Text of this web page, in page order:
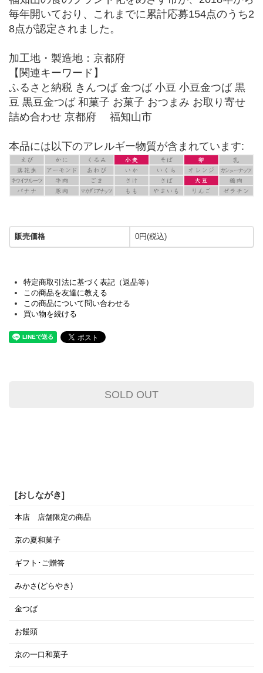
毎年開いており、これまでに累計応募154点のうち2
8点が認定されました。
加工地・製造地：京都府
【関連キーワード】
ふるさと納税 きんつば 金つば 小豆 小豆金つば 黒
豆 黒豆金つば 和菓子 お菓子 おつまみ お取り寄せ
詰め合わせ 京都府 福知山市
本品には以下のアレルギー物質が含まれています:
販売価格 0円(税込)
特定商取引法に基づく表記（返品等）
この商品を友達に教える
この商品について問い合わせる
買い物を続ける
SOLD OUT
[おしながき]
本店 店舗限定の商品
京の夏和菓子
ギフト･ご贈答
みかさ(どらやき)
金つば
お饅頭
京の一口和菓子